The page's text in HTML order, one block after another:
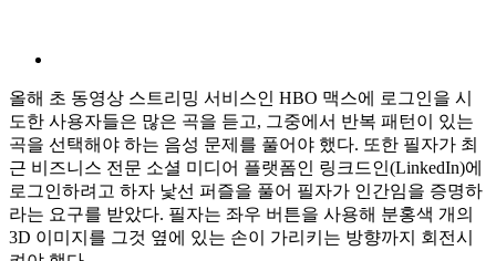
올해 초 동영상 스트리밍 서비스인 HBO 맥스에 로그인을 시
도한 사용자들은 많은 곡을 듣고, 그중에서 반복 패턴이 있는
곡을 선택해야 하는 음성 문제를 풀어야 했다. 또한 필자가 최
근 비즈니스 전문 소셜 미디어 플랫폼인 링크드인(LinkedIn)에
로그인하려고 하자 낯선 퍼즐을 풀어 필자가 인간임을 증명하
라는 요구를 받았다. 필자는 좌우 버튼을 사용해 분홍색 개의
3D 이미지를 그것 옆에 있는 손이 가리키는 방향까지 회전시